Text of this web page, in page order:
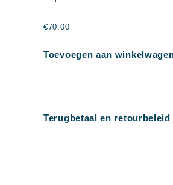
€70.00
Toevoegen aan
Terugbetaal en retourbeleid